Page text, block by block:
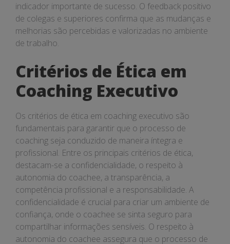
indicador importante de sucesso. O feedback positivo
de colegas e superiores confirma que as mudanças e
melhorias são percebidas e valorizadas no ambiente
de trabalho.
Critérios de Ética em
Coaching Executivo
Os critérios de ética em coaching executivo são
fundamentais para garantir que o processo de
coaching seja conduzido de maneira íntegra e
profissional. Entre os principais critérios de ética,
destacam-se a confidencialidade, o respeito à
autonomia do coachee, a transparência, a
competência profissional e a responsabilidade. A
confidencialidade é crucial para criar um ambiente de
confiança, onde o coachee se sinta seguro para
compartilhar informações sensíveis. O respeito à
autonomia do coachee assegura que o processo de